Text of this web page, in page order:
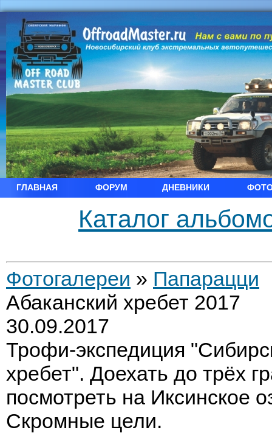
ГЛАВНАЯ ФОРУМ ДНЕВНИКИ
Каталог
Фотогалереи » Папарацци
Абаканский хребет 2017
30.09.2017
Трофи-экспедиция
хребет". Доехать до трёх
посмотреть на Иксинское
Скромные цели.